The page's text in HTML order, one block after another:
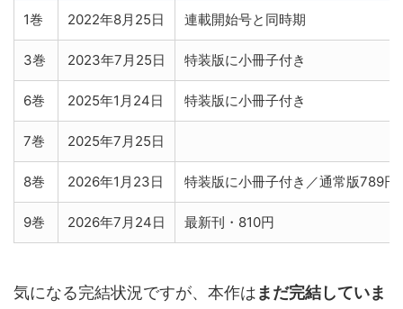
1巻 2022年8月25日 連載開始号と同時期
3巻 2023年7月25日 特装版に小冊子付き
6巻 2025年1月24日 特装版に小冊子付き
7巻 2025年7月25日
8巻 2026年1月23日 特装版に小冊子付き／通常版789円
9巻 2026年7月24日 最新刊・810円
気になる完結状況ですが、本作はまだ完結していま